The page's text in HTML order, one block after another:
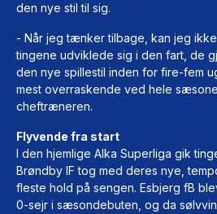
den nye stil til sig.
- Når jeg tænker tilbage, kan jeg
tingene udviklede sig i den fart, de
den nye spillestil inden for fire-fem
mest overraskende ved hele
cheftræneren.
Flyvende fra start
I den hjemlige Alka Superliga gik
Brøndby IF tog med deres nye,
fleste hold på sengen. Esbjerg fB
0-sejr i sæsondebuten, og da